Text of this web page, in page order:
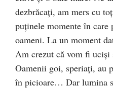
dezbrăcaţi, am mers cu
puţinele momente în care
oameni. La un moment
Am crezut că vom fi ucişi
Oamenii goi, speriaţi, au
în picioare… Dar lumina